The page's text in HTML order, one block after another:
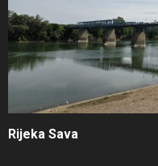
Rijeka Sava